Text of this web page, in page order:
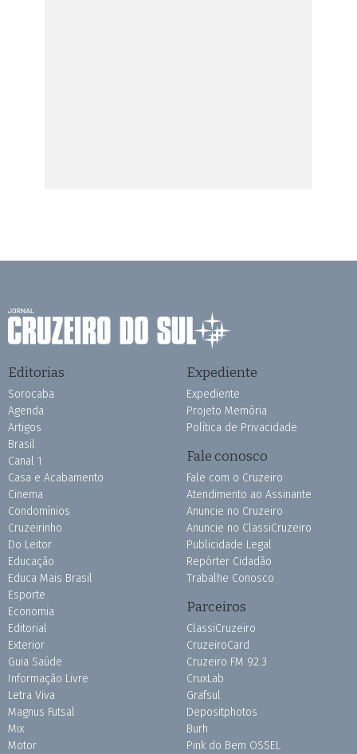
Editorias
Sorocaba
Agenda
Artigos
Brasil
Canal 1
Casa e Acabamento
Cinema
Condomínios
Cruzeirinho
Do Leitor
Educação
Educa Mais Brasil
Esporte
Economia
Editorial
Exterior
Guia Saúde
Informação Livre
Letra Viva
Magnus Futsal
Mix
Motor
Expediente
Expediente
Projeto Memória
Política de Privacidade
Fale conosco
Fale com o Cruzeiro
Atendimento ao Assinante
Anuncie no Cruzeiro
Anuncie no ClassiCruzeiro
Publicidade Legal
Repórter Cidadão
Trabalhe Conosco
Parceiros
ClassiCruzeiro
CruzeiroCard
Cruzeiro FM 92.3
CruxLab
Grafsul
Depositphotos
Burh
Pink do Bem OSSEL